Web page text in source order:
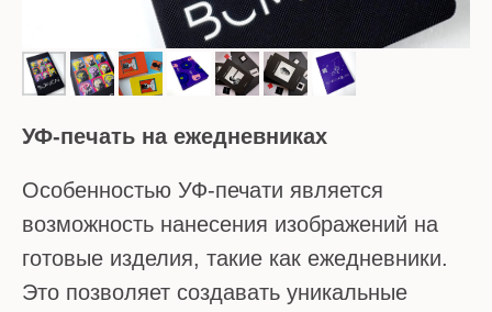
УФ-печать на ежедневниках
Особенностью УФ-печати является
возможность нанесения изображений на
готовые изделия, такие как ежедневники.
Это позволяет создавать уникальные